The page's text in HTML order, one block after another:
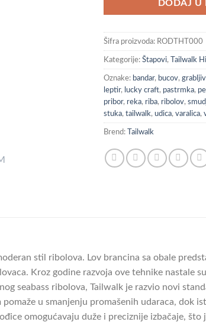
DODAJ U
Šifra proizvoda: RODTHT000
Kategorije: Štapovi, Tailwalk
Oznake: bandar, bucov,
leptir, lucky craft, pastrmka,
pribor, reka, riba, ribolov,
stuka, tailwalk, udica, varalica,
Brend: Tailwalk
stil ribolova. Lov brancina sa obale
Kroz godine razvoja ove tehnike nastale
seabass ribolova, Tailwalk je razvio novi
u smanjenju promašenih udaraca, dok
omogućavaju duže i preciznije izbačaje,